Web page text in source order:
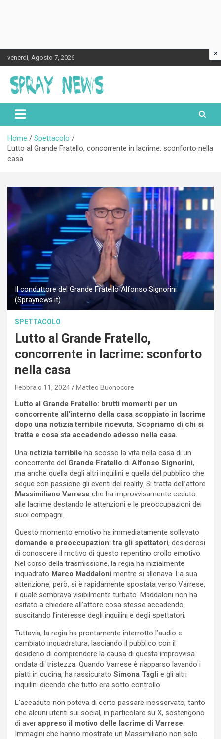
to
content
venerdì, Agosto 7, 2026
Spraynews.it
Home
Spettacolo
Lutto al Grande Fratello, concorrente in lacrime: sconforto nella
casa
Il conduttore del Grande Fratello Alfonso Signorini
(Spraynews.it)
SPETTACOLO
Lutto al Grande Fratello,
concorrente in lacrime: sconforto
nella casa
Febbraio 11, 2024 Matteo Buonocore
Lutto al Grande Fratello: brutti momenti per un
concorrente all’interno della casa scoppiato in lacrime
dopo una notizia terribile ricevuta. Scopriamo di chi si
tratta e cosa sta accadendo adesso nella casa.
Una notizia terribile ha scosso la vita nella casa di un
concorrente del Grande Fratello di Alfonso Signorini,
ma anche quella degli altri inquilini e quella del pubblico che
segue con passione gli eventi del reality. Si tratta dell’attore
Massimiliano Varrese che ha improvvisamente ceduto
alle lacrime destando le attenzioni e le preoccupazioni dei
suoi compagni.
Questo momento emotivo ha immediatamente sollevato
domande e preoccupazioni tra gli spettatori, desiderosi
di conoscere il motivo di questo repentino crollo emotivo.
Nel corso della trasmissione, la regia ha inizialmente
inquadrato Marco Maddaloni mentre si allenava. La sua
attenzione, però, si è rapidamente spostata verso Varrese,
il quale sembrava visibilmente turbato. Maddaloni non ha
esitato a chiedere all’attore cosa stesse accadendo,
suscitando l’interesse degli inquilini e degli spettatori.
Tuttavia, la regia ha prontamente interrotto l’audio e
cambiato inquadratura, lasciando il pubblico con il
desiderio di comprendere la causa di questa improvvisa
ondata di tristezza. Quando Varrese è riapparso lavando i
piatti in cucina, ha rassicurato Simona Tagli e gli altri
inquilini dicendo che tutto era sotto controllo.
L’accaduto non poteva di certo passare inosservato, tanto
che alcuni utenti sui social, in particolare su X, sostengono
di aver appreso il motivo delle lacrime di Varrese.
Immagini che hanno mostrato un Massimiliano non solo
×